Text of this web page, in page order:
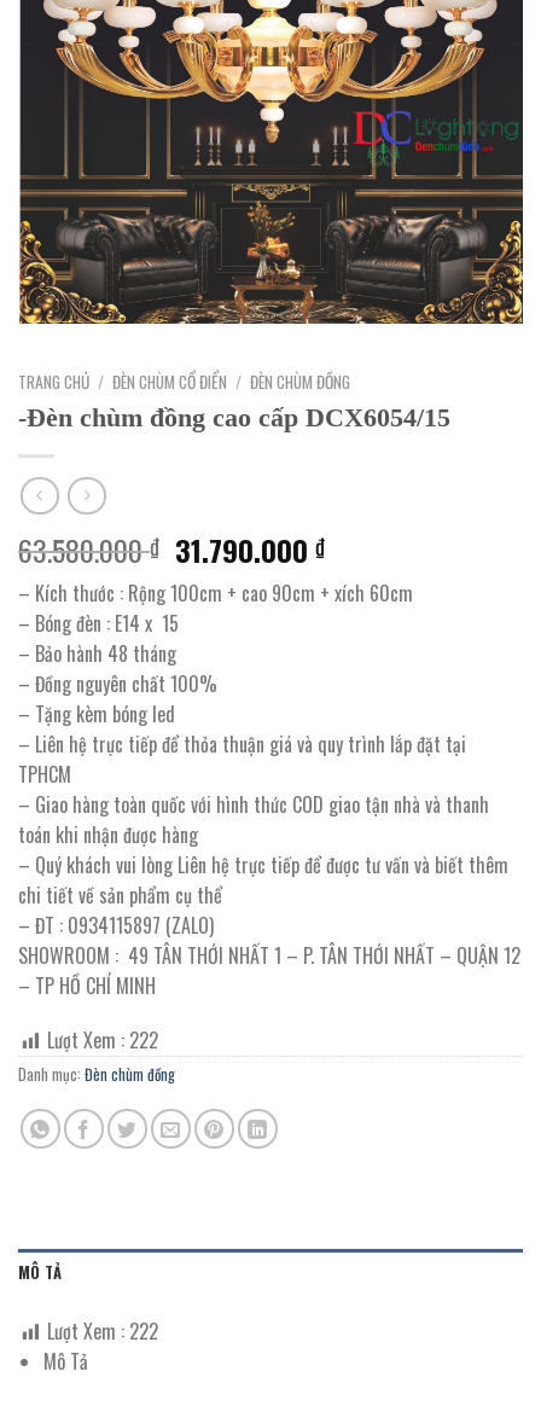
TRANG CHỦ / ĐÈN CHÙM CỔ ĐIỂN / ĐÈN CHÙM ĐỒNG
-Đèn chùm đồng cao cấp DCX6054/15
63.580.000₫ Giá
gốc
là:
63.580.000 ₫.
31.790.000₫Giá
hiện
tại
– Kích thước : Rộng 100cm + cao 90cm + xích 60cm
– Bóng đèn : E14 x 15
– Bảo hành 48 tháng
– Đồng nguyên chất 100%
– Tặng kèm bóng led
– Liên hệ trực tiếp để thỏa thuận giá và quy trình lắp đặt tại
TPHCM
– Giao hàng toàn quốc với hình thức COD giao tận nhà và thanh
toán khi nhận được hàng
– Quý khách vui lòng Liên hệ trực tiếp để được tư vấn và biết thêm
chi tiết về sản phẩm cụ thể
– ĐT : 0934115897 (ZALO)
SHOWROOM : 49 TÂN THỚI NHẤT 1 – P. TÂN THỚI NHẤT – QUẬN 12
– TP HỒ CHÍ MINH
Lượt Xem : 222
Danh mục: Đèn chùm đồng
MÔ TẢ
Lượt Xem : 222
Mô Tả